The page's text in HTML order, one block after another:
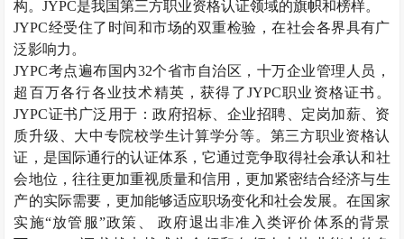
构。JYPC是我国第三方职业资格认证领域的旗帜和榜样。
JYPC经受住了时间和市场的双重检验，在社会各界具有广
泛影响力。
JYPC考点遍布国内32个省市自治区，十万企业管理人员，
超百万各行各业技术精英，获得了JYPC职业资格证书。
JYPC证书广泛用于：政府招标、企业招聘、定岗加薪、资
质升级、大中专院校学生计算学分等。第三方职业资格认
证，是国际通行的认证体系，它通过竞争取得社会承认和社
会地位，往往更加重视质量和信用，更加紧密结合经济与生
产的实际需要，更加能够适应职场变化和社会发展。在国家
实施“放管服”政策、 政府退出非准入类评价体系的背景